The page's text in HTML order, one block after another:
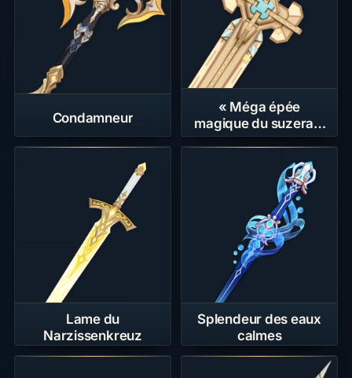
Condamneur
« Méga épée
magique du suzerain
ultime »
Lame du
Narzissenkreuz
Splendeur des eaux
calmes